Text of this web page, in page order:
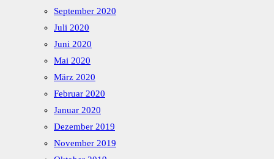
September 2020
Juli 2020
Juni 2020
Mai 2020
März 2020
Februar 2020
Januar 2020
Dezember 2019
November 2019